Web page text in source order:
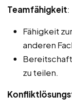
Teamfähigkeit:
Fähigkeit
anderen
zu teilen.